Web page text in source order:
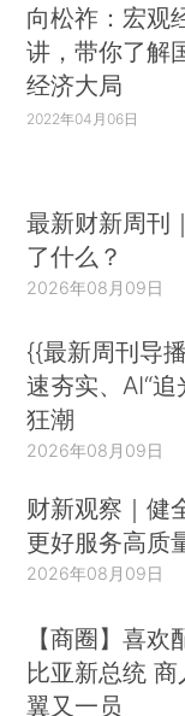
向松祚：宏观
讲，带你了解
经济大局
2022年04月06日
最新财新周刊
了什么？
2026年08月09日
{{最新周刊导
速夯实、AI“
狂潮
2026年08月09日
财新观察｜健
更好服务高质
2026年08月09日
【商圈】喜
比亚新总统
翼又一员